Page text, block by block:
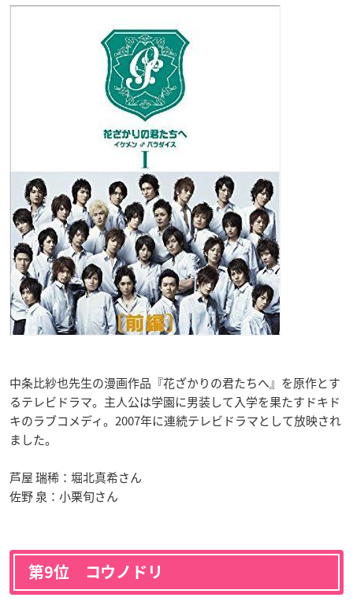
中条比紗也先生の漫画作品『花ざかりの君たちへ』を原作とす
るテレビドラマ。主人公は学園に男装して入学を果たすドキド
キのラブコメディ。2007年に連続テレビドラマとして放映され
ました。
芦屋 瑞稀：堀北真希さん
佐野 泉：小栗旬さん
第9位 コウノドリ